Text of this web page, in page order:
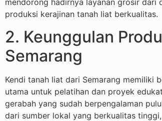
mendorong hadirnya layanan grosir dari
produksi kerajinan tanah liat berkualitas.
2. Keunggulan
Semarang
Kendi tanah liat dari Semarang memiliki
utama untuk pelatihan dan proyek
gerabah yang sudah berpengalaman
dari sumber lokal yang berkualitas